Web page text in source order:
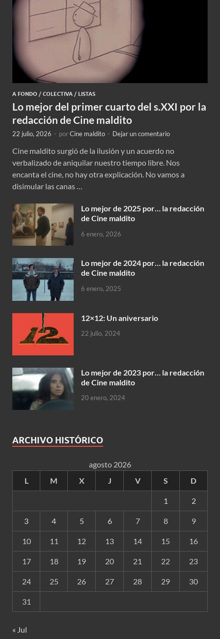
A FONDO / COLECTIVA / LISTAS
Lo mejor del primer cuarto del s.XXI por la
redacción de Cine maldito
22 julio, 2026 - porCine maldito - Dejar un comentario
Cine maldito surgió de la ilusión y un acuerdo no
verbalizado de aniquilar nuestro tiempo libre. Nos
encanta el cine, no hay otra explicación. No vamos a
disimular las canas …
Lo mejor de 2025 por… la redacción
de Cine maldito
6 enero, 2026
Lo mejor de 2024 por… la redacción
de Cine maldito
6 enero, 2025
12×12: Un aniversario
22 julio, 2024
Lo mejor de 2023 por… la redacción
de Cine maldito
20 enero, 2024
ARCHIVO HISTÓRICO
agosto 2026
L
M X J V S D
1 2
3 4 5 6 7 8 9
10 11 12 13 14 15 16
17 18 19 20 21 22 23
24 25 26 27 28 29 30
31
« Jul